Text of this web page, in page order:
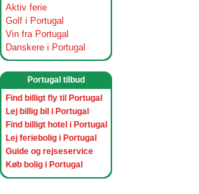
Aktiv ferie
Golf i Portugal
Vin fra Portugal
Danskere i Portugal
Portugal tilbud
Find billigt fly til Portugal
Lej billig bil i Portugal
Find billigt hotel i Portugal
Lej feriebolig i Portugal
Guide og rejseservice
Køb bolig i Portugal